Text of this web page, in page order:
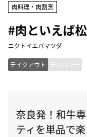
肉料理・肉割烹
#肉といえば
ニクトイエバマツダ
テイクアウト デリバリー
奈良発！和牛
ティを単品で